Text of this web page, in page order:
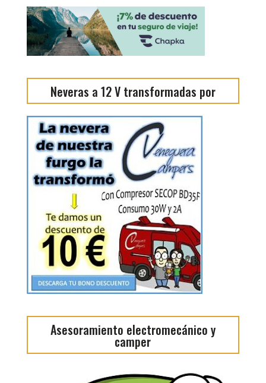
Neveras a 12 V transformadas por
Asesoramiento electromecánico y
camper